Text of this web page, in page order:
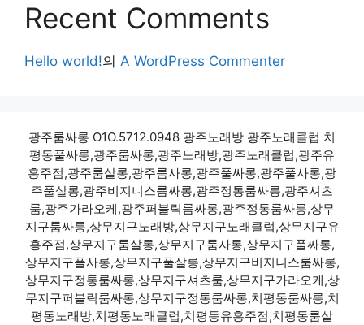
Recent Comments
Hello world!의 A WordPress Commenter
광주룸싸롱 O1O.5712.0948 광주노래방 광주노래클럽 치
평동풀싸롱,광주룸싸롱,광주노래방,광주노래클럽,광주유
흥주점,광주룸살롱,광주룸사롱,광주풀싸롱,광주풀사롱,광
주풀살롱,광주비지니스룸싸롱,광주정통룸싸롱,광주셔츠
룸,광주가라오케,광주퍼블릭룸싸롱,광주정통룸싸롱,상무
지구룸싸롱,상무지구노래방,상무지구노래클럽,상무지구유
흥주점,상무지구룸살롱,상무지구룸사롱,상무지구풀싸롱,
상무지구풀사롱,상무지구풀살롱,상무지구비지니스룸싸롱,
상무지구정통룸싸롱,상무지구셔츠룸,상무지구가라오케,상
무지구퍼블릭룸싸롱,상무지구정통룸싸롱,치평동룸싸롱,치
평동노래방,치평동노래클럽,치평동유흥주점,치평동룸살